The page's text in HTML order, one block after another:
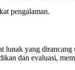
pengalaman.
yang
dan evaluasi,